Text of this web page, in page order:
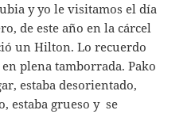
y yo le visitamos el día
de este año en la cárcel
un Hilton. Lo recuerdo
plena tamborrada. Pako
estaba desorientado,
estaba grueso y se